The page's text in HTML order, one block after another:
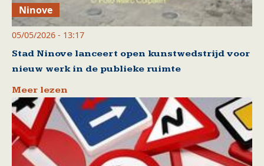
Ninove
05/05/2026 - 13:17
Stad Ninove lanceert open kunstwedstrijd voor
nieuw werk in de publieke ruimte
Meer lezen